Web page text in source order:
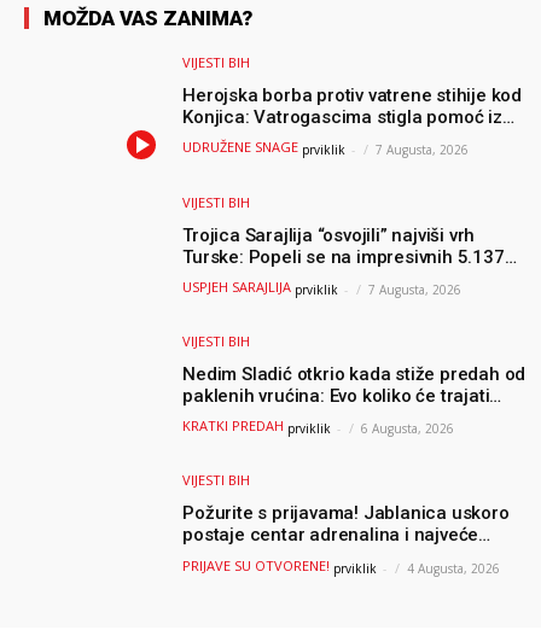
MOŽDA VAS ZANIMA?
VIJESTI BIH
Herojska borba protiv vatrene stihije kod
Konjica: Vatrogascima stigla pomoć iz
Sarajeva, helikopteri i Air Tractori
UDRUŽENE SNAGE prviklik - 7 Augusta, 2026
VIJESTI BIH
Trojica Sarajlija “osvojili” najviši vrh
Turske: Popeli se na impresivnih 5.137
metara
USPJEH SARAJLIJA prviklik - 7 Augusta, 2026
VIJESTI BIH
Nedim Sladić otkrio kada stiže predah od
paklenih vrućina: Evo koliko će trajati
osvježenje u BiH
KRATKI PREDAH prviklik - 6 Augusta, 2026
VIJESTI BIH
Požurite s prijavama! Jablanica uskoro
postaje centar adrenalina i najveće
outdoor avanture ovog ljeta
PRIJAVE SU OTVORENE! prviklik - 4 Augusta, 2026